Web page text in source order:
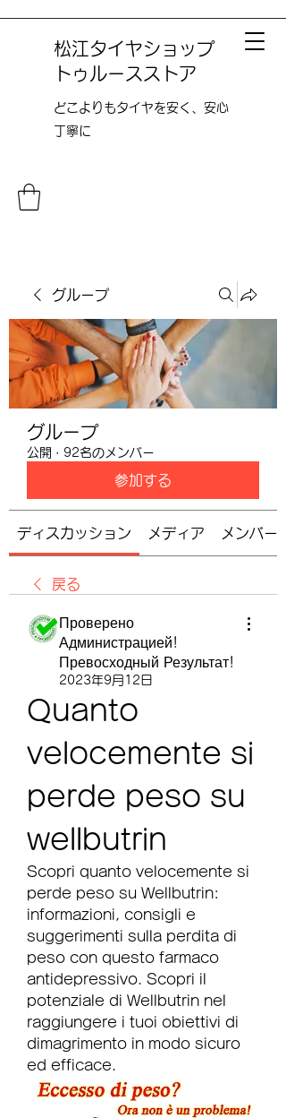
松江タイヤショップ
トゥルースストア
どこよりも​タイヤを安く、安心
丁寧に
グループ
グループ
公開 · 92名のメンバー
参加する
ディスカッション メディア メンバー
戻る
Проверено
Администрацией!
Превосходный Результат!
2023年9月12日
Quanto
velocemente si
perde peso su
wellbutrin
Scopri quanto velocemente si
perde peso su Wellbutrin:
informazioni, consigli e
suggerimenti sulla perdita di
peso con questo farmaco
antidepressivo. Scopri il
potenziale di Wellbutrin nel
raggiungere i tuoi obiettivi di
dimagrimento in modo sicuro
ed efficace.